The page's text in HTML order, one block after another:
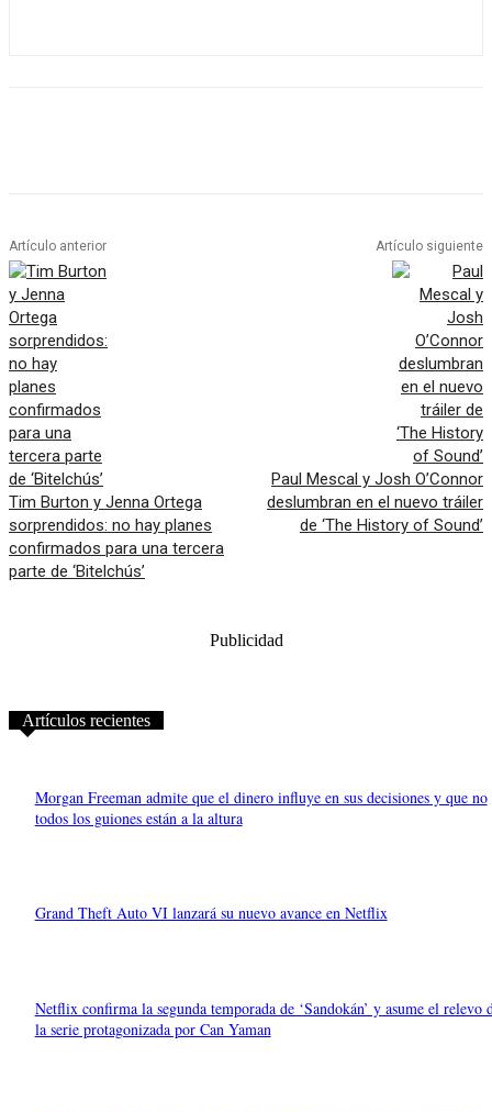
Artículo anterior
Tim Burton y Jenna Ortega
sorprendidos: no hay planes
confirmados para una tercera
parte de ‘Bitelchús’
Artículo siguiente
Paul Mescal y Josh O’Connor
deslumbran en el nuevo tráiler
de ‘The History of Sound’
Publicidad
Artículos recientes
Morgan Freeman admite que el dinero influye en sus decisiones y que no
todos los guiones están a la altura
Grand Theft Auto VI lanzará su nuevo avance en Netflix
Netflix confirma la segunda temporada de ‘Sandokán’ y asume el relevo
la serie protagonizada por Can Yaman